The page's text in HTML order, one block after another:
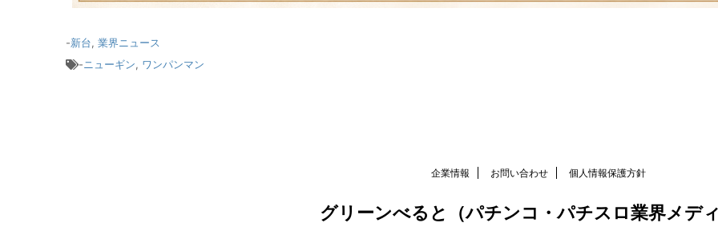
-新台, 業界ニュース
-ニューギン, ワンパンマン
企業情報 お問い合わせ 個人情報保護方針
グリーンべると（パチンコ・パチスロ業界メデ